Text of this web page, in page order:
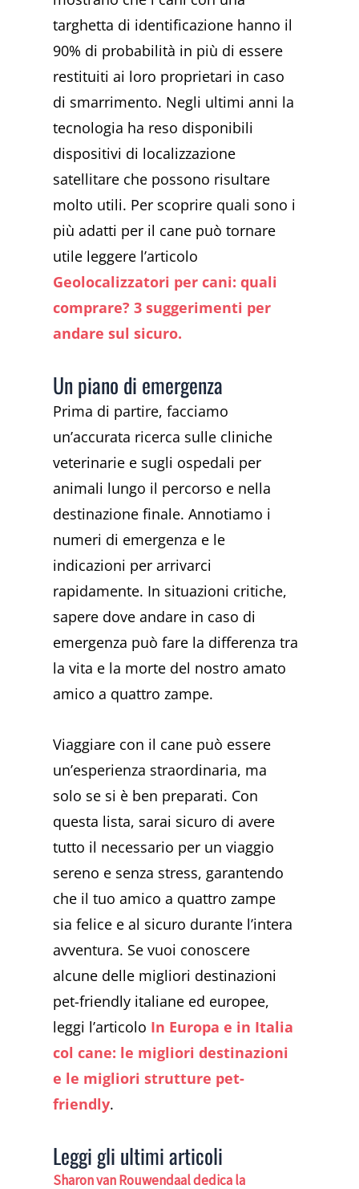
targhetta di identificazione hanno il
90% di probabilità in più di essere
restituiti ai loro proprietari in caso
di smarrimento. Negli ultimi anni la
tecnologia ha reso disponibili
dispositivi di localizzazione
satellitare che possono risultare
molto utili. Per scoprire quali sono i
più adatti per il cane può tornare
utile leggere l’articolo
Geolocalizzatori per cani: quali
comprare? 3 suggerimenti per
andare sul sicuro.
Un piano di emergenza
Prima di partire, facciamo
un’accurata ricerca sulle cliniche
veterinarie e sugli ospedali per
animali lungo il percorso e nella
destinazione finale. Annotiamo i
numeri di emergenza e le
indicazioni per arrivarci
rapidamente. In situazioni critiche,
sapere dove andare in caso di
emergenza può fare la differenza tra
la vita e la morte del nostro amato
amico a quattro zampe.
Viaggiare con il cane può essere
un’esperienza straordinaria, ma
solo se si è ben preparati. Con
questa lista, sarai sicuro di avere
tutto il necessario per un viaggio
sereno e senza stress, garantendo
che il tuo amico a quattro zampe
sia felice e al sicuro durante l’intera
avventura. Se vuoi conoscere
alcune delle migliori destinazioni
pet-friendly italiane ed europee,
leggi l’articolo In Europa e in Italia
col cane: le migliori destinazioni
e le migliori strutture pet-
friendly.
Leggi gli ultimi articoli
Sharon van Rouwendaal dedica la